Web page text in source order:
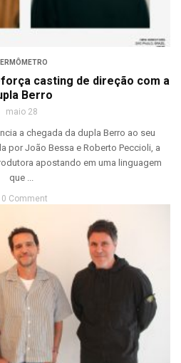
casting de direção com a
Berro
maio 28
a chegada da dupla Berro ao seu
por João Bessa e Roberto Peccioli, a
apostando em uma linguagem
que ...
0 Comment